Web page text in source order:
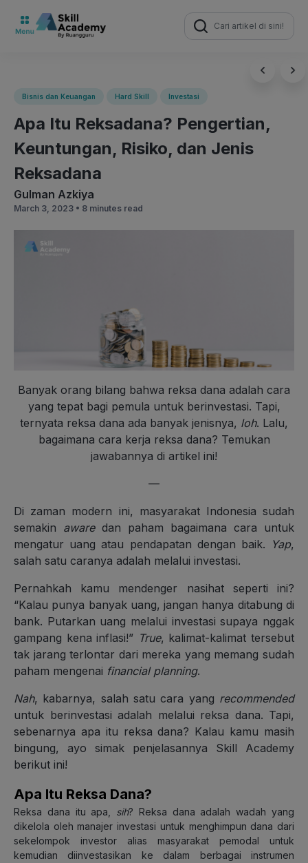
Search
for:
Bisnis dan Keuangan Hard Skill Investasi
Apa Itu Reksadana? Pengertian,
Keuntungan, Risiko, dan Jenis
Reksadana
Gulman Azkiya
March 3, 2023 • 8 minutes read
Banyak orang bilang bahwa reksa dana adalah cara
yang tepat bagi pemula untuk berinvestasi. Tapi,
ternyata reksa dana ada banyak jenisnya, loh. Lalu,
bagaimana cara kerja reksa dana? Temukan
jawabannya di artikel ini!
—
Di zaman modern ini, masyarakat Indonesia sudah
semakin aware dan paham bagaimana cara untuk
mengatur uang atau pendapatan dengan baik. Yap,
salah satu caranya adalah melalui investasi.
Pernahkah kamu mendenger nasihat seperti ini?
“Kalau punya banyak uang, jangan hanya ditabung di
bank. Putarkan uang melalui investasi supaya nggak
gampang kena inflasi!” True, kalimat-kalimat tersebut
tak jarang terlontar dari mereka yang memang sudah
paham mengenai financial planning.
Nah, kabarnya, salah satu cara yang recommended
untuk berinvestasi adalah melalui reksa dana. Tapi,
sebenarnya apa itu reksa dana? Kalau kamu masih
bingung, ayo simak penjelasannya Skill Academy
berikut ini!
Apa Itu Reksa Dana?
Reksa dana itu apa, sih? Reksa dana adalah wadah yang
dikelola oleh manajer investasi untuk menghimpun dana dari
sekelompok investor alias masyarakat pemodal untuk
kemudian diinvestasikan ke dalam berbagai instrumen